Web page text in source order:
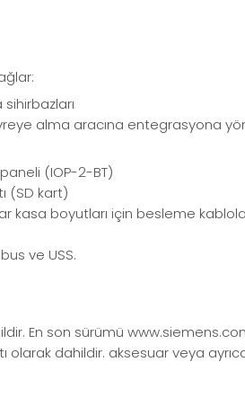
alma aracına entegrasyona
(IOP-2-BT)
(SD kart)
boyutları için besleme
ve USS.
En son sürümü
olarak dahildir. aksesuar veya